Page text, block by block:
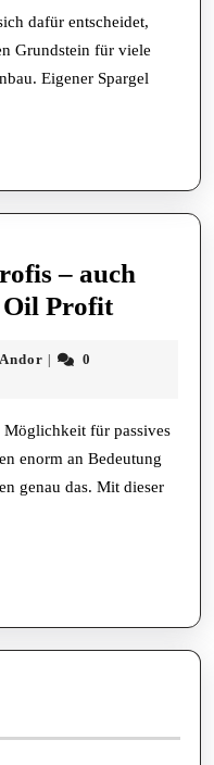
dafür entscheidet,
Grundstein für viele
Eigener Spargel
– auch
Profit
–
auch
ohne
Profit
Cassian
|
0
Möglichkeit für passives
enorm an Bedeutung
genau das. Mit dieser